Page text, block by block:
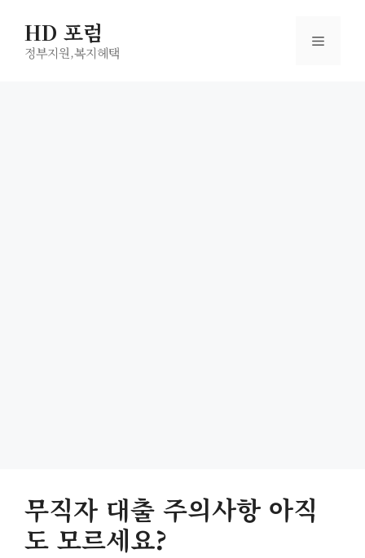
HD 포럼
정부지원,복지헤택
메
무직자 대출 주의사항 아직
도 모르세요?